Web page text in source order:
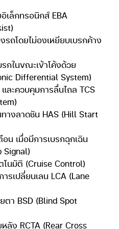
เล็กทรอนิกส์ EBA
ถโดยไม่องเหยียบเบรกค้าง
กในขณะเข้าโค้งด้วย
Differential System)
ะควบคุมการลื่นไถล TCS
างลาดชัน HAS (Hill Start
เมื่อมีการเบรกฉุกเฉิน
Signal)
โนมัติ (Cruise Control)
รเปลี่ยนเลน LCA (Lane
ตา BSD (Blind Spot
ลัง RCTA (Rear Cross